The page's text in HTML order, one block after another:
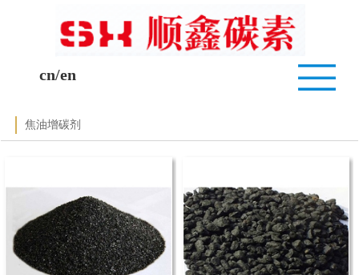
cn/en
焦油增碳剂